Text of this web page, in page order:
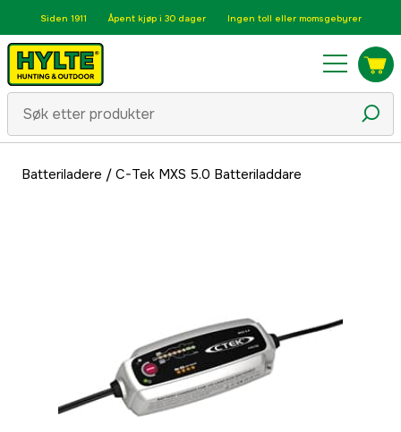
Siden 1911 Åpent kjøp i 30 dager Ingen toll eller momsgebyrer
Batteriladere / C-Tek MXS 5.0 Batteriladdare